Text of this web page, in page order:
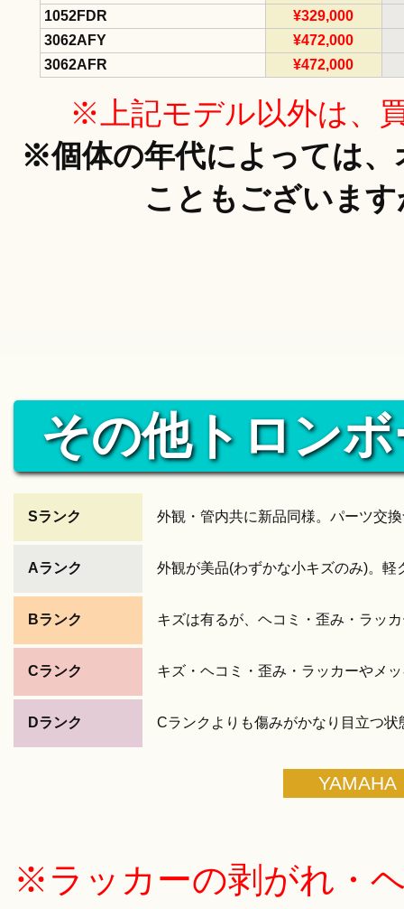
1052FDR
¥329,000
3062AFY
¥472,000
3062AFR
¥472,000
※上記モデル以外は、
※個体の年代によっては
こともございま
その他トロン
Sランク 外観・管内共に新品同様。パーツ交
Aランク 外観が美品(わずかな小キズのみ)。
Bランク キズは有るが、ヘコミ・歪み・ラッ
Cランク キズ・ヘコミ・歪み・ラッカーやメ
Dランク Cランクよりも傷みがかなり目立つ
YAMAHA
※ラッカーの剥がれ・